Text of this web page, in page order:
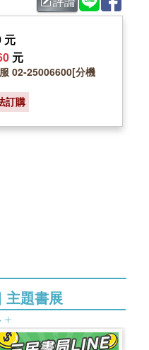
元
元
02-25006600[分機
訂購
主題書展